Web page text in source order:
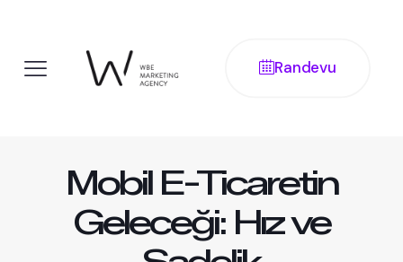
Randevu
Mobil E-Ticaretin
Geleceği: Hız ve